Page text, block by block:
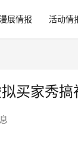
展情报 活动情
买家秀